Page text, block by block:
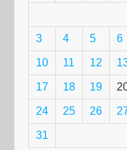
3 4 5 6
10 11 12
17 18 19
24 25 26
31